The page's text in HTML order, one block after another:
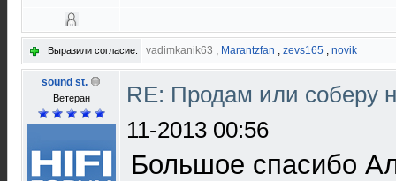
Выразили согласие: vadimkanik63 , Marantzfan , zevs165 , novik
sound st.
Ветеран
RE: Продам или соберу
11-2013 00:56
Большое спасибо